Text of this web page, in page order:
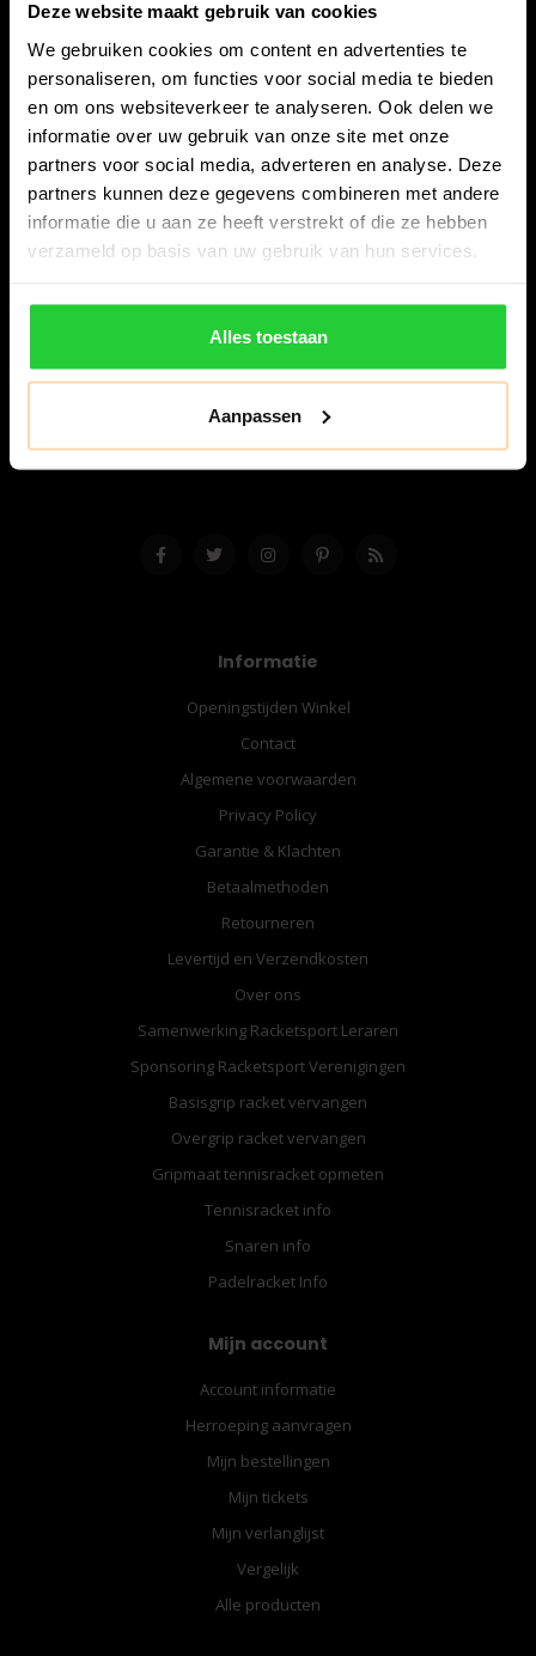
Deze website maakt gebruik van cookies
We gebruiken cookies om content en advertenties te
personaliseren, om functies voor social media te bieden
en om ons websiteverkeer te analyseren. Ook delen we
informatie over uw gebruik van onze site met onze
partners voor social media, adverteren en analyse. Deze
partners kunnen deze gegevens combineren met andere
informatie die u aan ze heeft verstrekt of die ze hebben
verzameld op basis van uw gebruik van hun services.
Alles toestaan
Aanpassen
Bespanracket.nl is dé racketspecialist van Lelystad en
omstreken.
8224 AA Lelystad
06-57276080
info@bespanracket.nl
Informatie
Openingstijden Winkel
Contact
Algemene voorwaarden
Privacy Policy
Garantie & Klachten
Betaalmethoden
Retourneren
Levertijd en Verzendkosten
Over ons
Samenwerking Racketsport Leraren
Sponsoring Racketsport Verenigingen
Basisgrip racket vervangen
Overgrip racket vervangen
Gripmaat tennisracket opmeten
Tennisracket info
Snaren info
Padelracket Info
Mijn account
Account informatie
Herroeping aanvragen
Mijn bestellingen
Mijn tickets
Mijn verlanglijst
Vergelijk
Alle producten